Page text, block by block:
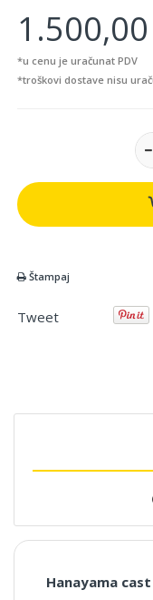
*u cenu je uračunat PDV
*troškovi dostave nisu
Štampaj
Tweet
Hanayama